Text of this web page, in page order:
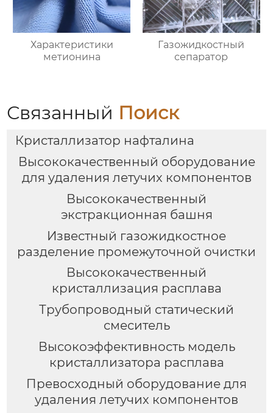
Характеристики
метионина
Газожидкостный
сепаратор
Связанный Поиск
Кристаллизатор нафталина
Высококачественный оборудование
для удаления летучих компонентов
Высококачественный
экстракционная башня
Известный газожидкостное
разделение промежуточной очистки
Высококачественный
кристаллизация расплава
Трубопроводный статический
смеситель
Высокоэффективность модель
кристаллизатора расплава
Превосходный оборудование для
удаления летучих компонентов